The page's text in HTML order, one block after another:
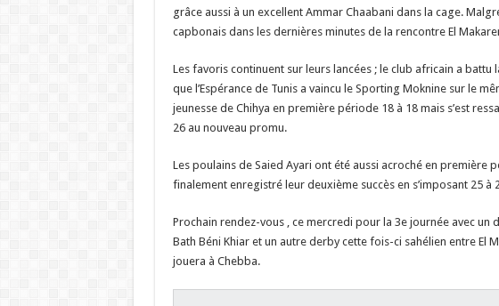
grâce aussi à un excellent Ammar Chaabani dans la cage.
capbonais dans les dernières minutes de la rencontre El
Les favoris continuent sur leurs lancées ; le club africain a battu
que l’Espérance de Tunis a vaincu le Sporting Moknine sur le
jeunesse de Chihya en première période 18 à 18 mais s’est
26 au nouveau promu.
Les poulains de Saied Ayari ont été aussi acroché en première
finalement enregistré leur deuxième succès en s’imposant 25 à
Prochain rendez-vous , ce mercredi pour la 3e journée avec un
Bath Béni Khiar et un autre derby cette fois-ci sahélien entre El
jouera à Chebba.